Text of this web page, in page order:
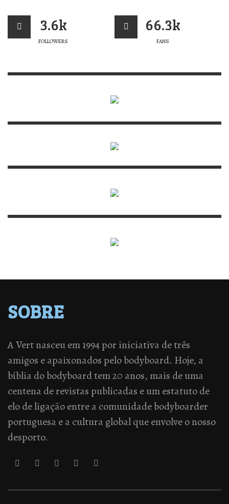
3.6k
FOLLOWERS
66.3k
FANS
SOBRE
A Vert nasceu em 1994 por iniciativa de três
amigos e apaixonados pelo bodyboard. Hoje, a
bíblia do bodyboard tem 20 anos, mais de uma
centena de revistas publicadas e um estatuto de
elo de ligação entre a comunidade bodyboarder
portuguesa e a cultura global que envolve o nosso
desporto.